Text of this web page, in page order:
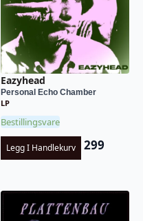
Eazyhead
Personal Echo Chamber
LP
Bestillingsvare
Legg I Handlekurv 299